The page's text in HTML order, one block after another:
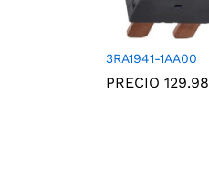
3RA1941-1AA00
PRECIO 129.98